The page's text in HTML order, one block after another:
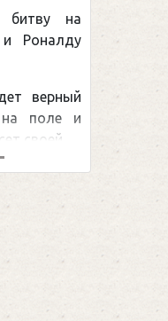
Уэйну
обсуждаемая
в мире.Перед
лиги — ...